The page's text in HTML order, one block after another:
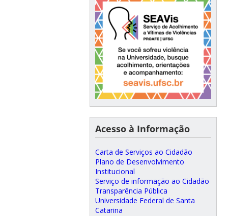
Acesso à Informação
Carta de Serviços ao Cidadão
Plano de Desenvolvimento
Institucional
Serviço de informação ao Cidadão
Transparência Pública
Universidade Federal de Santa
Catarina